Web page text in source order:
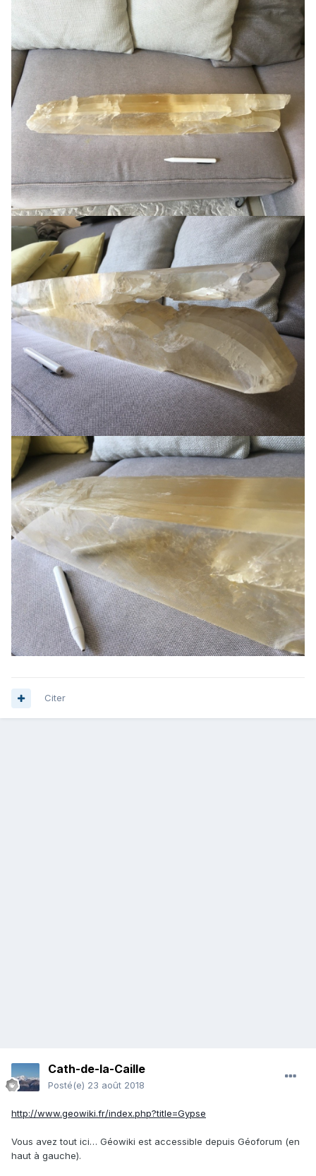
Citer
Cath-de-la-Caille
Posté(e) 23 août 2018
http://www.geowiki.fr/index.php?title=Gypse
Vous avez tout ici… Géowiki est accessible depuis Géoforum (en
haut à gauche).